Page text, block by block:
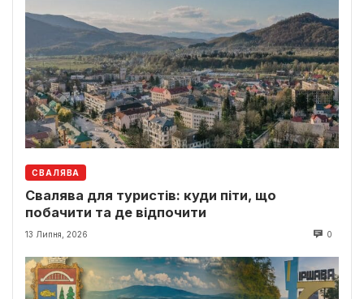
СВАЛЯВА
Свалява для туристів: куди піти, що
побачити та де відпочити
13 Липня, 2026 0